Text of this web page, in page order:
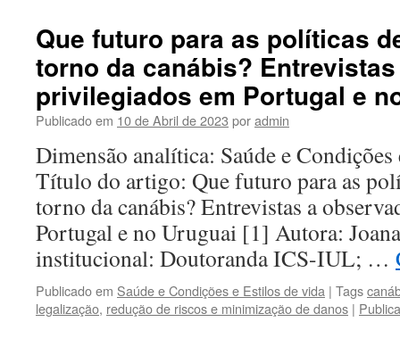
Que futuro para as políticas
torno da canábis?
privilegiados em Portugal e
Publicado em 10 de Abril de 2023 poradmin
Dimensão analítica: Saúde e
Título do artigo: Que futuro para as
torno da canábis? Entrevistas a
Portugal e no Uruguai [1] Autora:
institucional: Doutoranda ICS-IUL; …
Publicado em Saúde e Condições e Estilos de vida | Tags
legalização, redução de riscos e minimização de danos |